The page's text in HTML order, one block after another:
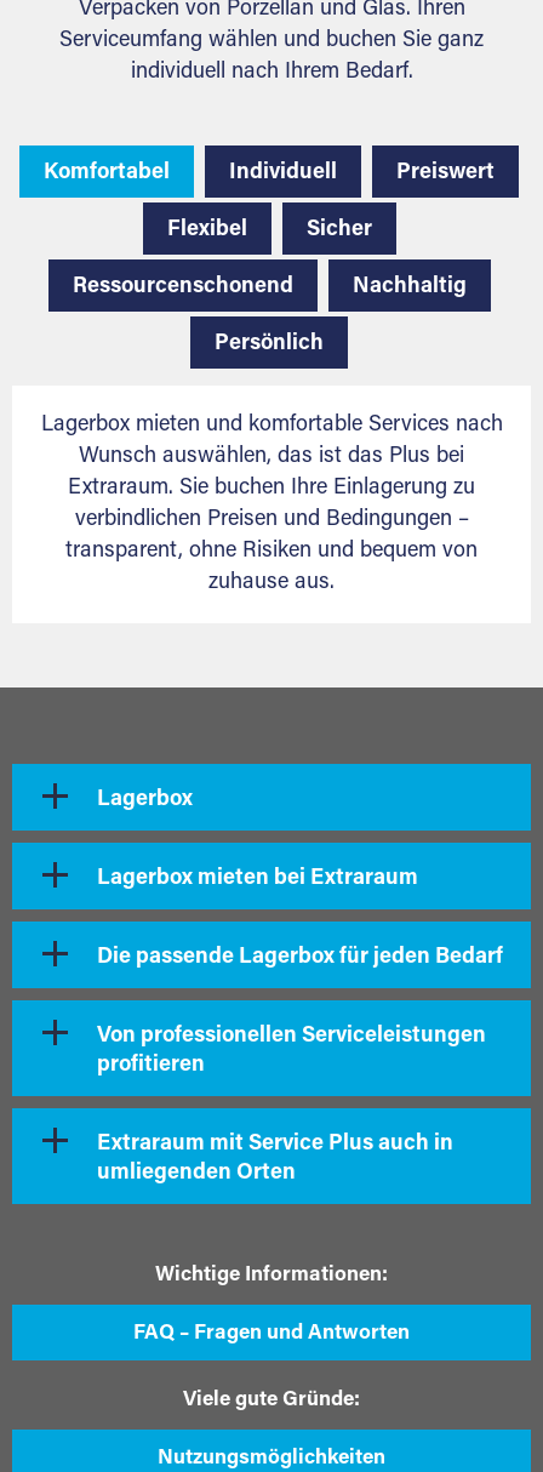
Verpacken von Porzellan und Glas. Ihren
Serviceumfang wählen und buchen Sie ganz
individuell nach Ihrem Bedarf.
Komfortabel Individuell Preiswert
Flexibel Sicher
Ressourcenschonend Nachhaltig
Persönlich
Lagerbox mieten und komfortable Services nach
Wunsch auswählen, das ist das Plus bei
Extraraum. Sie buchen Ihre Einlagerung zu
verbindlichen Preisen und Bedingungen –
transparent, ohne Risiken und bequem von
zuhause aus.
Lagerbox
Lagerbox mieten bei Extraraum
Die passende Lagerbox für jeden Bedarf
Von professionellen Serviceleistungen
profitieren
Extraraum mit Service Plus auch in
umliegenden Orten
Wichtige Informationen:
FAQ – Fragen und Antworten
Viele gute Gründe:
Nutzungsmöglichkeiten